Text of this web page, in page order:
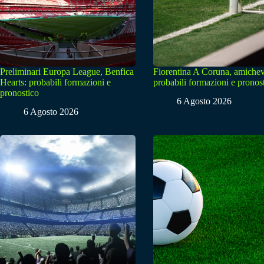
Preliminari Europa League, Benfica
Hearts: probabili formazioni e
pronostico
6 Agosto 2026
Fiorentina A Coruna,
probabili formazioni e
6 Agosto 2026